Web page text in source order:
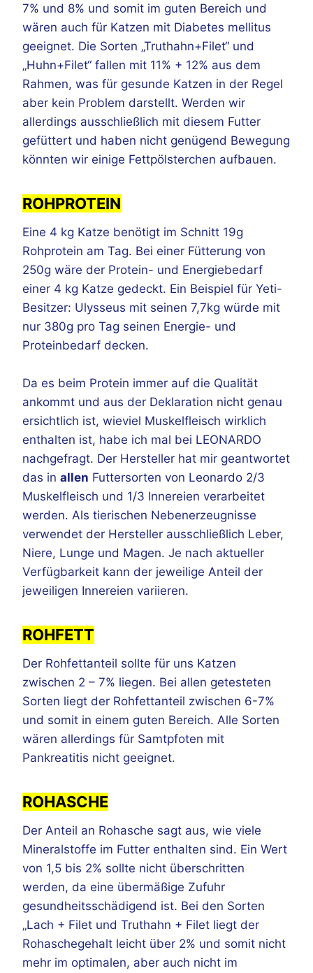
7% und 8% und somit im guten Bereich und
wären auch für Katzen mit Diabetes mellitus
geeignet. Die Sorten „Truthahn+Filet“ und
„Huhn+Filet“ fallen mit 11% + 12% aus dem
Rahmen, was für gesunde Katzen in der Regel
aber kein Problem darstellt. Werden wir
allerdings ausschließlich mit diesem Futter
gefüttert und haben nicht genügend Bewegung
könnten wir einige Fettpölsterchen aufbauen.
ROHPROTEIN
Eine 4 kg Katze benötigt im Schnitt 19g
Rohprotein am Tag. Bei einer Fütterung von
250g wäre der Protein- und Energiebedarf
einer 4 kg Katze gedeckt. Ein Beispiel für Yeti-
Besitzer: Ulysseus mit seinen 7,7kg würde mit
nur 380g pro Tag seinen Energie- und
Proteinbedarf decken.
Da es beim Protein immer auf die Qualität
ankommt und aus der Deklaration nicht genau
ersichtlich ist, wieviel Muskelfleisch wirklich
enthalten ist, habe ich mal bei LEONARDO
nachgefragt. Der Hersteller hat mir geantwortet
das in allen Futtersorten von Leonardo 2/3
Muskelfleisch und 1/3 Innereien verarbeitet
werden. Als tierischen Nebenerzeugnisse
verwendet der Hersteller ausschließlich Leber,
Niere, Lunge und Magen. Je nach aktueller
Verfügbarkeit kann der jeweilige Anteil der
jeweiligen Innereien variieren.
ROHFETT
Der Rohfettanteil sollte für uns Katzen
zwischen 2 – 7% liegen. Bei allen getesteten
Sorten liegt der Rohfettanteil zwischen 6-7%
und somit in einem guten Bereich. Alle Sorten
wären allerdings für Samtpfoten mit
Pankreatitis nicht geeignet.
ROHASCHE
Der Anteil an Rohasche sagt aus, wie viele
Mineralstoffe im Futter enthalten sind. Ein Wert
von 1,5 bis 2% sollte nicht überschritten
werden, da eine übermäßige Zufuhr
gesundheitsschädigend ist. Bei den Sorten
„Lach + Filet und Truthahn + Filet liegt der
Rohaschegehalt leicht über 2% und somit nicht
mehr im optimalen, aber auch nicht im